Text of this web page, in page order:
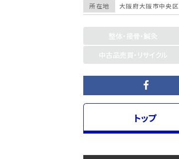
所在地 大阪府大阪市中央区
整体・接骨・鍼灸
中古品売買・リサイクル
トップ